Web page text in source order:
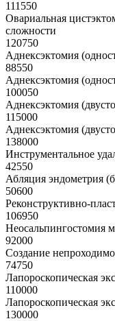
111550
Овариальная
сложности
120750
Аднексэктомия
88550
Аднексэктомия
100050
Аднексэктомия
115000
Аднексэктомия
138000
Инструментальное
42550
Абляция эндометрия
50600
Реконструктивно-
106950
Неосальпингостомия
92000
Создание
74750
Лапороскопическая
110000
Лапороскопическая
130000